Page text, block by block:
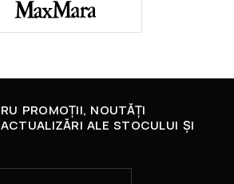
PROMOȚII, NOUTĂȚI
ALE STOCULUI ȘI